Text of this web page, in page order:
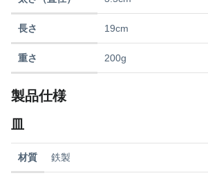
長さ 19cm
重さ 200g
製品仕様
皿
材質 鉄製